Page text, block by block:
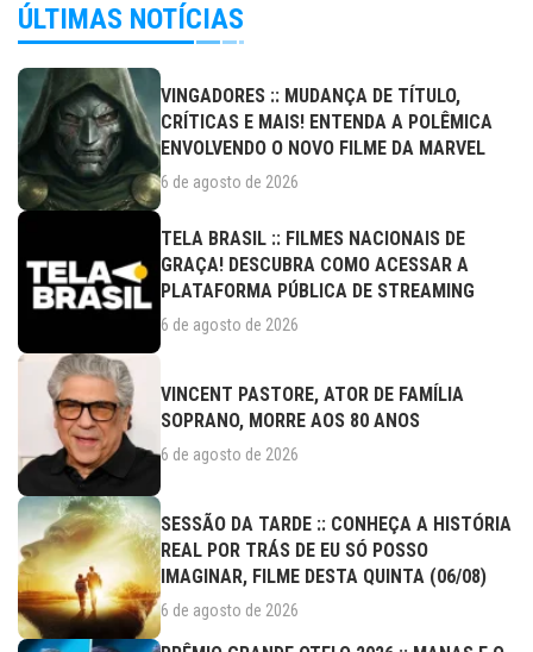
ÚLTIMAS NOTÍCIAS
VINGADORES :: MUDANÇA DE TÍTULO,
CRÍTICAS E MAIS! ENTENDA A POLÊMICA
ENVOLVENDO O NOVO FILME DA MARVEL
6 de agosto de 2026
TELA BRASIL :: FILMES NACIONAIS DE
GRAÇA! DESCUBRA COMO ACESSAR A
PLATAFORMA PÚBLICA DE STREAMING
6 de agosto de 2026
VINCENT PASTORE, ATOR DE FAMÍLIA
SOPRANO, MORRE AOS 80 ANOS
6 de agosto de 2026
SESSÃO DA TARDE :: CONHEÇA A HISTÓRIA
REAL POR TRÁS DE EU SÓ POSSO
IMAGINAR, FILME DESTA QUINTA (06/08)
6 de agosto de 2026